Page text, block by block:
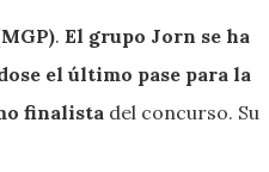
. El grupo Jorn se ha
el último pase para la
finalista del concurso. Su